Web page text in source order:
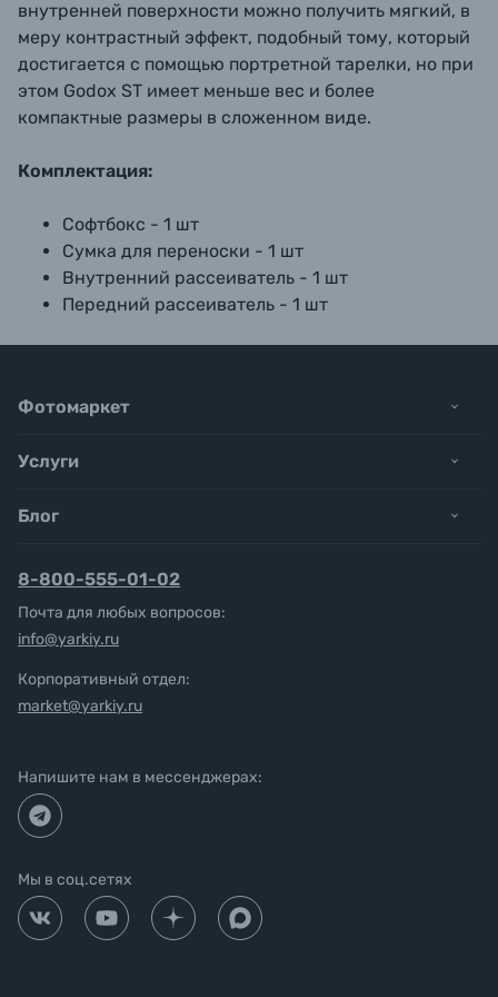
внутренней поверхности можно получить мягкий, в
меру контрастный эффект, подобный тому, который
достигается с помощью портретной тарелки, но при
этом Godox ST имеет меньше вес и более
компактные размеры в сложенном виде.
Комплектация:
Софтбокс - 1 шт
Сумка для переноски - 1 шт
Внутренний рассеиватель - 1 шт
Передний рассеиватель - 1 шт
Фотомаркет
Услуги
Блог
8-800-555-01-02
Почта для любых вопросов:
info@yarkiy.ru
Корпоративный отдел:
market@yarkiy.ru
Напишите нам в мессенджерах:
Мы в соц.сетях